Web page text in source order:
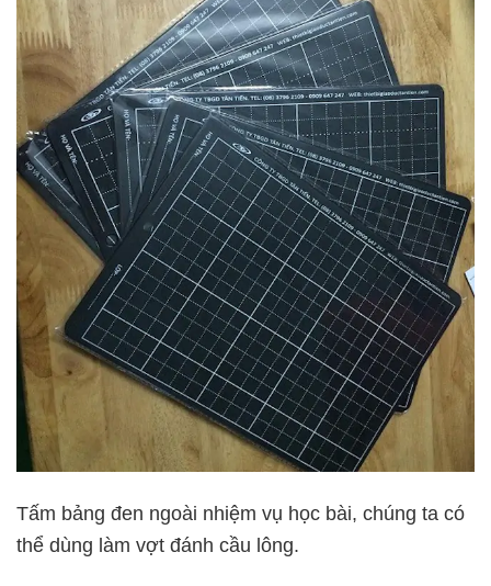
Tấm bảng đen ngoài nhiệm vụ học bài, chúng ta có
thể dùng làm vợt đánh cầu lông.